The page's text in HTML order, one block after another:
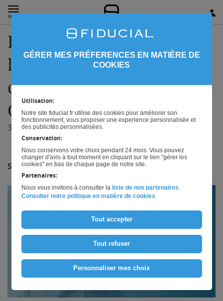
MENU
FIDUCIAL présente
l’Observatoire 2025 des
chirurgiens-dentistes au
Congrès ADF
30/10/2025
SAVE THE DATE
GÉRER MES PRÉFERENCES EN MATIÈRE DE
COOKIES
Utilisation:
Notre site fiducial.fr utilise des cookies pour améliorer son
fonctionnement, vous proposer une experience personnalisée et
des publicités personnalisées.
Conservation:
Nous conservons votre choix pendant 24 mois. Vous pouvez
changer d'avis à tout moment en cliquant sur le lien "gérer les
cookies" en bas de chaque page de notre site.
Partenaires:
Nous vous invitons à consulter la liste de nos partenaires.
Consulter notre politique en matière de cookies
Tout accepter
Tout refuser
Personnaliser mes choix